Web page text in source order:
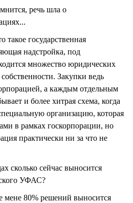
речь шла о
государственная
надстройка, под
множество юридических
Закупки ведь
а каждым отдельным
и более хитрая схема, когда
организацию, которая
в рамках госкорпорации, но
практически ни за что не
сколько сейчас выносится
УФАС?
80% решений выносится